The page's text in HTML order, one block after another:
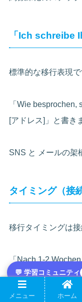
「Ich schreibe
標準的な移行表現で
「Wie
[アドレス]」と書き
SNS と メールの架
タイミング（接
移行タイミングは
「Nach 1-2
XING/LinkedIn →
💬 学習コミュニティ
メニュー ホーム